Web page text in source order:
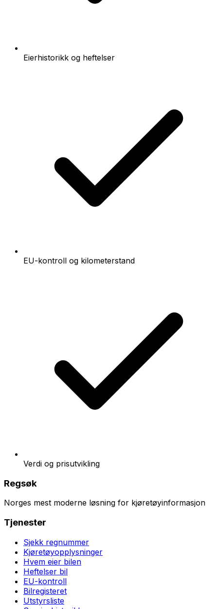
Eierhistorikk og heftelser
EU-kontroll og kilometerstand
Verdi og prisutvikling
Regsøk
Norges mest moderne løsning for kjøretøyinformasjon
Tjenester
Sjekk regnummer
Kjøretøyopplysninger
Hvem eier bilen
Heftelser bil
EU-kontroll
Bilregisteret
Utstyrsliste